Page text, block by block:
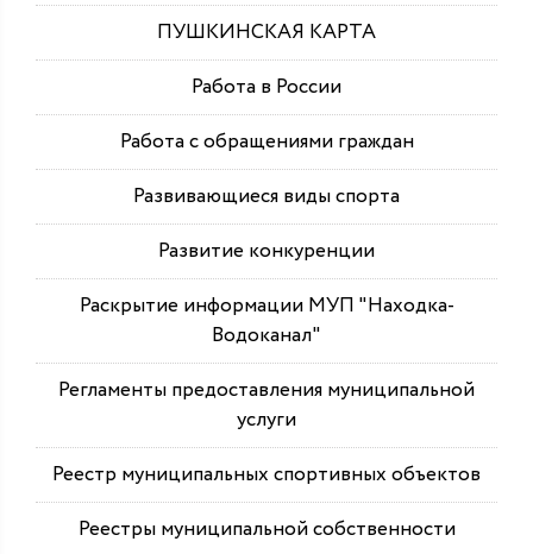
ПУШКИНСКАЯ КАРТА
Работа в России
Работа с обращениями граждан
Развивающиеся виды спорта
Развитие конкуренции
Раскрытие информации МУП "Находка-
Водоканал"
Регламенты предоставления муниципальной
услуги
Реестр муниципальных спортивных объектов
Реестры муниципальной собственности